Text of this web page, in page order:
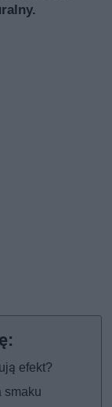
efekt?
smaku